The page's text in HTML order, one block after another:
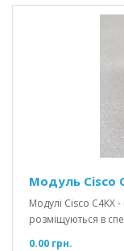
Модуль Cisco
Модулі Cisco C4KX
розміщуються в
0.00 грн.